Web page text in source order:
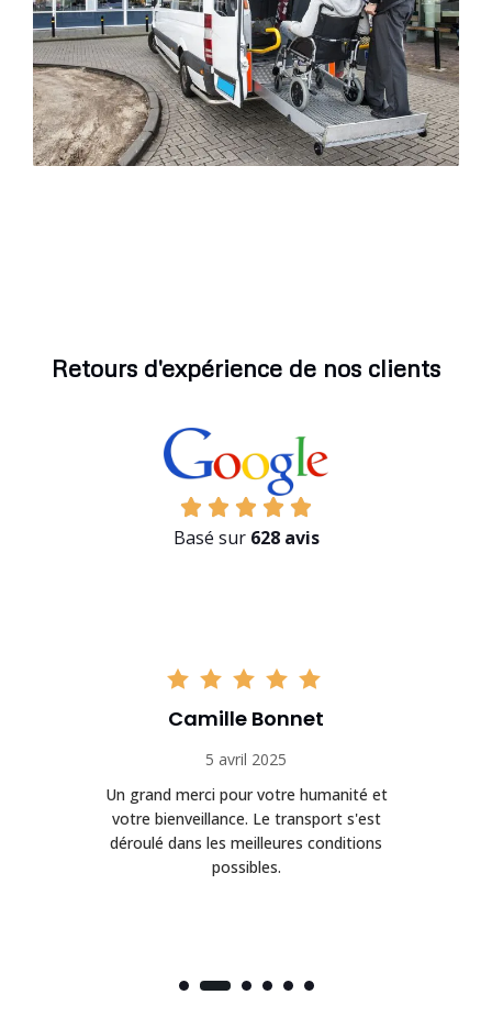
Retours d'expérience de nos clients
Basé sur 628 avis
Camille Bonnet
5 avril 2025
Un grand merci pour votre humanité et
votre bienveillance. Le transport s'est
déroulé dans les meilleures conditions
possibles.